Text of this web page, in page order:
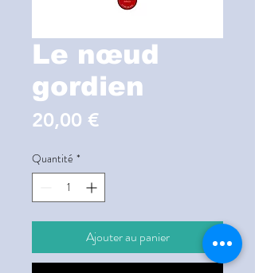
Le nœud
gordien
20,00 €
Quantité *
Ajouter au panier